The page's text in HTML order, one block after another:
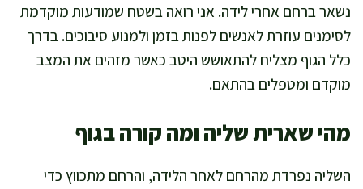
נשאר ברחם אחרי לידה. אני רואה בשטח שמודעות מוקדמת
לסימנים עוזרת לאנשים לפנות בזמן ולמנוע סיבוכים. בדרך
כלל הגוף מצליח להתאושש היטב כאשר מזהים את המצב
מוקדם ומטפלים בהתאם.
מהי שארית שליה ומה קורה בגוף
השליה נפרדת מהרחם לאחר הלידה, והרחם מתכווץ כדי